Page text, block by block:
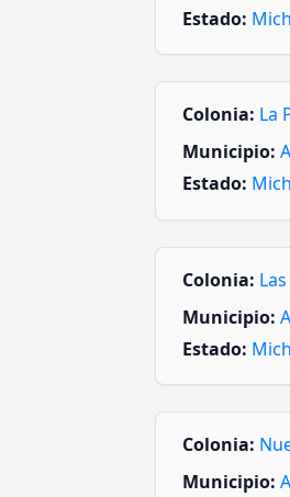
Estado:
Colonia: La
Municipio:
Estado:
Colonia:
Municipio:
Estado:
Colonia:
Municipio: